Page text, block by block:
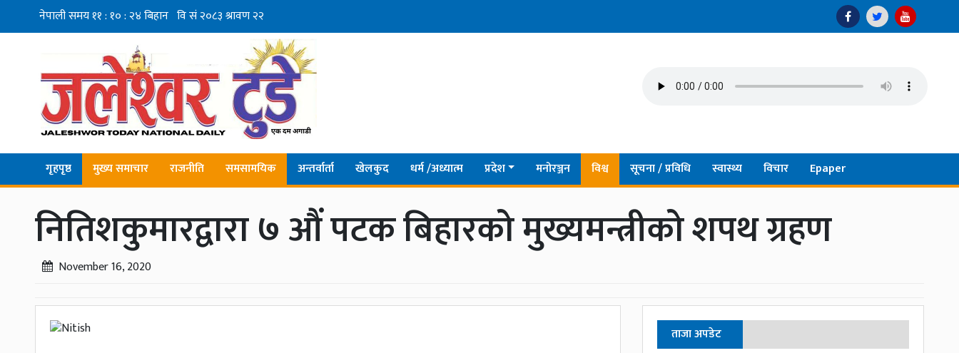
गृहपृष्ठ मुख्य समाचार राजनीति समसामयिक अन्तर्वार्ता खेलकुद धर्म /अध्यात्म प्रदेश मनोरञ्जन विश्व सूचना / प्रविधि स्वास्थ्य विचार Epaper
नितिशकुमारद्वारा ७ औं पटक बिहारको मुख्यमन्त्रीको शपथ ग्रहण
November 16, 2020
ताजा अपडेट